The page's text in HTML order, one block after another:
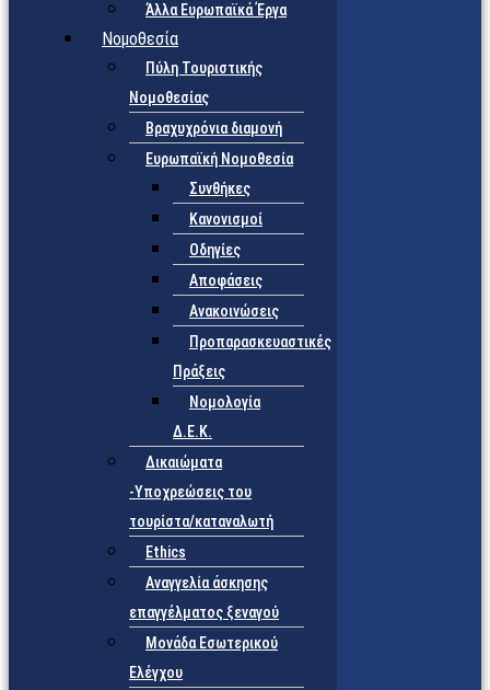
Άλλα Ευρωπαϊκά Έργα
Νομοθεσία
Πύλη Τουριστικής
Νομοθεσίας
Βραχυχρόνια διαμονή
Ευρωπαϊκή Νομοθεσία
Συνθήκες
Κανονισμοί
Οδηγίες
Αποφάσεις
Ανακοινώσεις
Προπαρασκευαστικές
Πράξεις
Νομολογία
Δ.Ε.Κ.
Δικαιώματα
-Υποχρεώσεις του
τουρίστα/καταναλωτή
Ethics
Αναγγελία άσκησης
επαγγέλματος ξεναγού
Μονάδα Εσωτερικού
Ελέγχου